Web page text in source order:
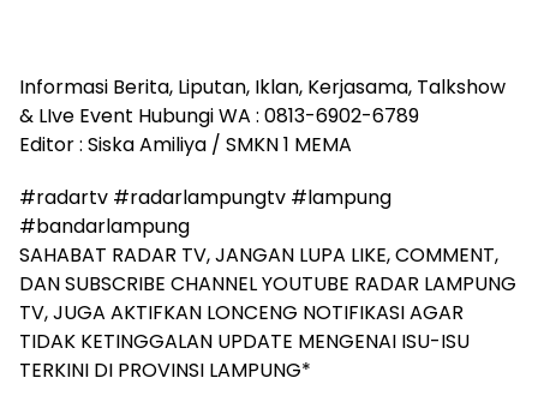
Informasi Berita, Liputan, Iklan, Kerjasama, Talkshow
& LIve Event Hubungi WA : 0813-6902-6789
Editor : Siska Amiliya / SMKN 1 MEMA
#radartv #radarlampungtv #lampung
#bandarlampung
SAHABAT RADAR TV, JANGAN LUPA LIKE, COMMENT,
DAN SUBSCRIBE CHANNEL YOUTUBE RADAR LAMPUNG
TV, JUGA AKTIFKAN LONCENG NOTIFIKASI AGAR
TIDAK KETINGGALAN UPDATE MENGENAI ISU-ISU
TERKINI DI PROVINSI LAMPUNG*